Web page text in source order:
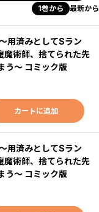
1巻から 最新から
用済みとしてSラン
魔術師、捨てられた先
う～ コミック版
カートに追加
用済みとしてSラン
魔術師、捨てられた先
う～ コミック版